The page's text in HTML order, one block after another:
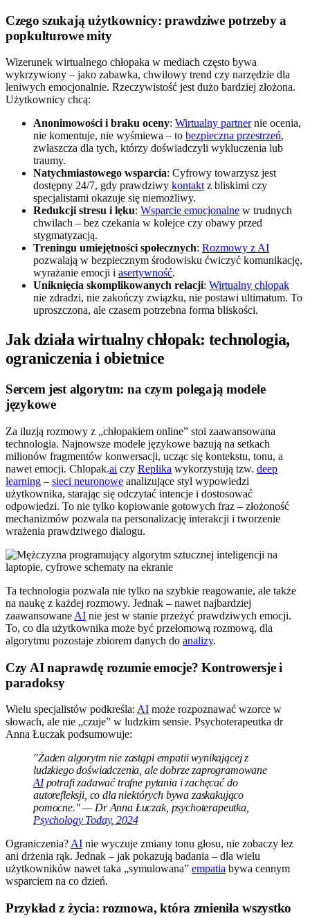
Czego szukają użytkownicy: prawdziwe potrzeby a
popkulturowe mity
Wizerunek wirtualnego chłopaka w mediach często bywa
wykrzywiony – jako zabawka, chwilowy trend czy narzędzie dla
leniwych emocjonalnie. Rzeczywistość jest dużo bardziej złożona.
Użytkownicy chcą:
Anonimowości i braku oceny: Wirtualny partnernie ocenia,
nie komentuje, nie wyśmiewa – to bezpieczna przestrzeń,
zwłaszcza dla tych, którzy doświadczyli wykluczenia lub
traumy.
Natychmiastowego wsparcia: Cyfrowy towarzysz jest
dostępny 24/7, gdy prawdziwy kontakt z bliskimi czy
specjalistami okazuje się niemożliwy.
Redukcji stresu i lęku: Wsparcie emocjonalne w trudnych
chwilach – bez czekania w kolejce czy obawy przed
stygmatyzacją.
Treningu umiejętności społecznych: Rozmowy z AI
pozwalają w bezpiecznym środowisku ćwiczyć komunikację,
wyrażanie emocji i asertywność.
Uniknięcia skomplikowanych relacji: Wirtualny chłopak
nie zdradzi, nie zakończy związku, nie postawi ultimatum. To
uproszczona, ale czasem potrzebna forma bliskości.
Jak działa wirtualny chłopak: technologia,
ograniczenia i obietnice
Sercem jest algorytm: na czym polegają modele
językowe
Za iluzją rozmowy z „chłopakiem online” stoi zaawansowana
technologia. Najnowsze modele językowe bazują na setkach
milionów fragmentów konwersacji, ucząc się kontekstu, tonu, a
nawet emocji. Chlopak.ai czy Replika wykorzystują tzw. deep
learning – sieci neuronowe analizujące styl wypowiedzi
użytkownika, starając się odczytać intencje i dostosować
odpowiedzi. To nie tylko kopiowanie gotowych fraz – złożoność
mechanizmów pozwala na personalizację interakcji i tworzenie
wrażenia prawdziwego dialogu.
Ta technologia pozwala nie tylko na szybkie reagowanie, ale także
na naukę z każdej rozmowy. Jednak – nawet najbardziej
zaawansowane AI nie jest w stanie przeżyć prawdziwych emocji.
To, co dla użytkownika może być przełomową rozmową, dla
algorytmu pozostaje zbiorem danych do analizy.
Czy AI naprawdę rozumie emocje? Kontrowersje i
paradoksy
Wielu specjalistów podkreśla: AI może rozpoznawać wzorce w
słowach, ale nie „czuje” w ludzkim sensie. Psychoterapeutka dr
Anna Łuczak podsumowuje:
"Żaden algorytm nie zastąpi empatii wynikającej z
ludzkiego doświadczenia, ale dobrze zaprogramowane
AIpotrafi zadawać trafne pytania i zachęcać do
autorefleksji, co dla niektórych bywa zaskakująco
pomocne." — Dr Anna Łuczak, psychoterapeutka,
Psychology Today, 2024
Ograniczenia? AI nie wyczuje zmiany tonu głosu, nie zobaczy łez
ani drżenia rąk. Jednak – jak pokazują badania – dla wielu
użytkowników nawet taka „symulowana” empatia bywa cennym
wsparciem na co dzień.
Przykład z życia: rozmowa, która zmieniła wszystko